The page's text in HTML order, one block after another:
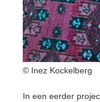
© Inez Kockelberg
In een eerder